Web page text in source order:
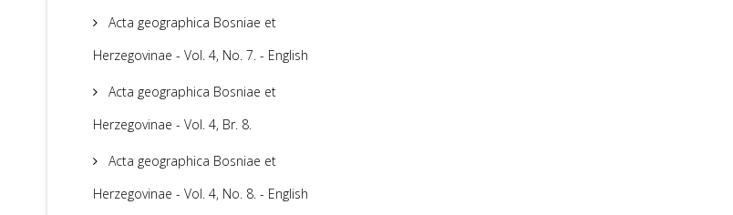
Acta geographica Bosniae et
Herzegovinae - Vol. 4, No. 7. - English
Acta geographica Bosniae et
Herzegovinae - Vol. 4, Br. 8.
Acta geographica Bosniae et
Herzegovinae - Vol. 4, No. 8. - English